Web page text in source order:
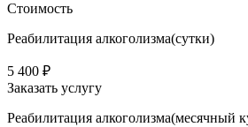
Стоимость
Реабилитация алкоголизма(cутки)
5 400 ₽
Заказать услугу
Реабилитация алкоголизма(месячный